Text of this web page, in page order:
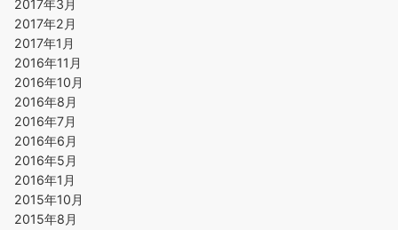
2017年3月
2017年2月
2017年1月
2016年11月
2016年10月
2016年8月
2016年7月
2016年6月
2016年5月
2016年1月
2015年10月
2015年8月